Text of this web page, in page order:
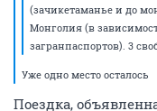
(зачикетаманье и до
Монголия (в
загранпаспортов). 3
Уже одно место осталось
Поездка,